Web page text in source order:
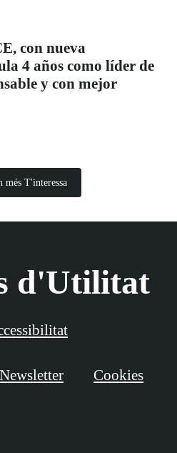
con nueva
4 años como líder de
y con mejor
més T'interessa
d'Utilitat
Cookies